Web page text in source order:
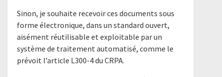
Sinon, je souhaite recevoir ces documents sous
forme électronique, dans un standard ouvert,
aisément réutilisable et exploitable par un
système de traitement automatisé, comme le
prévoit l’article L300-4 du CRPA.